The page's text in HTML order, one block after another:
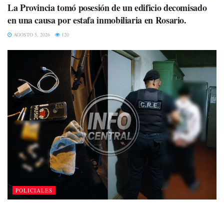
La Provincia tomó posesión de un edificio decomisado
en una causa por estafa inmobiliaria en Rosario.
AGOSTO 5, 2026 120
POLICIALES